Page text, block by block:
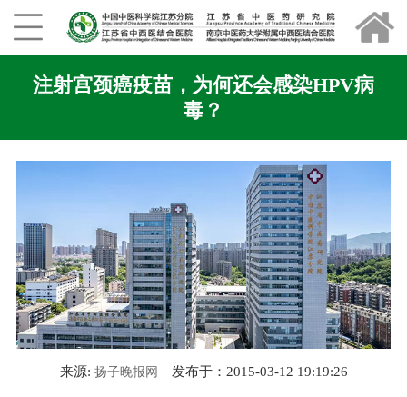
注射宫颈癌疫苗，为何还会感染HPV病
毒？
来源: 扬子晚报网 发布于：2015-03-12 19:19:26